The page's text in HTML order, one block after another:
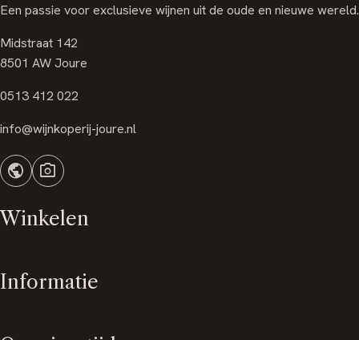
Een passie voor exclusieve wijnen uit de oude en nieuwe wereld.
Midstraat 142
8501 AW Joure
0513 412 022
info@wijnkoperij-joure.nl
public photo_camera
Winkelen
Informatie